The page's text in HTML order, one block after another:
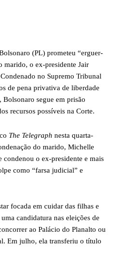
(PL) prometeu “erguer-
marido, o ex-presidente Jair
no Supremo Tribunal
de pena privativa de liberdade
segue em prisão
recursos possíveis na Corte.
The Telegraph nesta quarta-
do marido, Michelle
condenou o ex-presidente e mais
como “farsa judicial” e
focada em cuidar das filhas e
candidatura nas eleições de
ao Palácio do Planalto ou
Em julho, ela transferiu o título